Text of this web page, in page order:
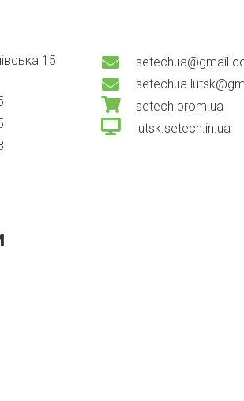
15
setech.prom.ua
lutsk.setech.in.ua